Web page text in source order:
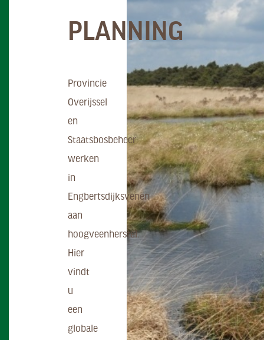
VRAGEN
PLANNING
Provincie
Overijssel
en
Staatsbosbeheer
werken
in
Engbertsdijksvenen
aan
hoogveenherstel.
Hier
vindt
u
een
globale